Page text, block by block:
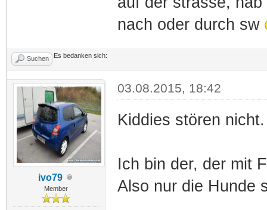
nach oder durch sw
Suchen Es bedanken sich:
ivo79
Member
03.08.2015, 18:42
Kiddies stören nicht.
Ich bin der, der mit
Also nur die Hunde